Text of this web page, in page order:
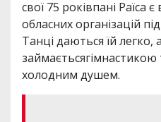
свої 75 роківпані Раїса
обласних організацій
Танці даються їй
займаєтьсягімнастикою
холодним душем.